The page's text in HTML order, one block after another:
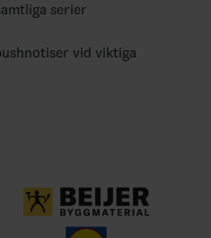
serier
vid viktiga